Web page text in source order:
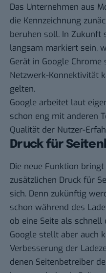
Das Unternehmen aus
die Kennzeichnung
beruhen soll. In Zukunft
langsam markiert sein,
Gerät in Google
Netzwerk-Konnektivität
gelten.
Google arbeitet laut
schon eng mit anderen
Qualität der Nutzer-
Druck für
Die neue Funktion
zusätzlichen Druck für
sich. Denn zukünftig
schon während des
ob eine Seite als
Google stellt aber auch
Verbesserung der
denen Seitenbetreiber